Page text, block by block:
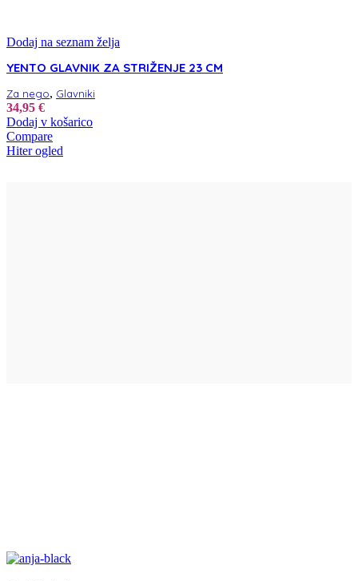
Dodaj na seznam želja
YENTO GLAVNIK ZA STRIŽENJE 23 CM
Za nego, Glavniki
34,95 €
Dodaj v košarico
Compare
Hiter ogled